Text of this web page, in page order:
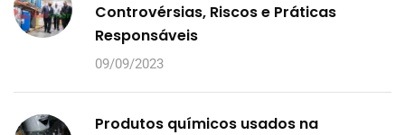
Controvérsias, Riscos e Práticas
Responsáveis
09/09/2023
Produtos químicos usados na